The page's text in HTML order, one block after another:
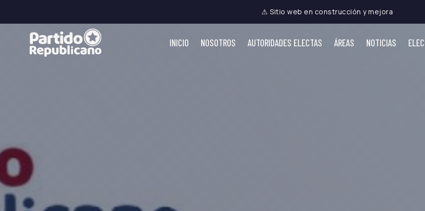
⚠ Sitio web en construcción y mejora
INICIO NOSOTROS AUTORIDADES ELECTAS ÁREAS NOTICIAS